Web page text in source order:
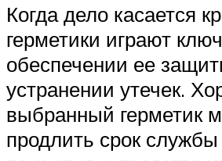
Когда дело касается
герметики играют
обеспечении ее
устранении утечек.
выбранный герметик
продлить срок службы